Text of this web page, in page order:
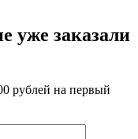
уже заказали
рублей на первый